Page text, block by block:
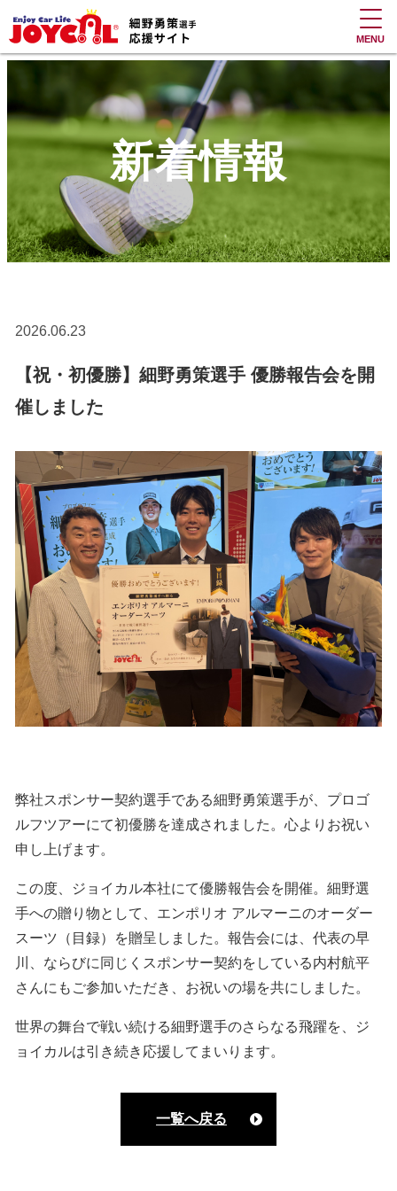
MENU
新着情報
2026.06.23
【祝・初優勝】細野勇策選手 優勝報告会を開
催しました
弊社スポンサー契約選手である細野勇策選手が、プロゴ
ルフツアーにて初優勝を達成されました。心よりお祝い
申し上げます。
この度、ジョイカル本社にて優勝報告会を開催。細野選
手への贈り物として、エンポリオ アルマーニのオーダー
スーツ（目録）を贈呈しました。報告会には、代表の早
川、ならびに同じくスポンサー契約をしている内村航平
さんにもご参加いただき、お祝いの場を共にしました。
世界の舞台で戦い続ける細野選手のさらなる飛躍を、ジ
ョイカルは引き続き応援してまいります。
一覧へ戻る